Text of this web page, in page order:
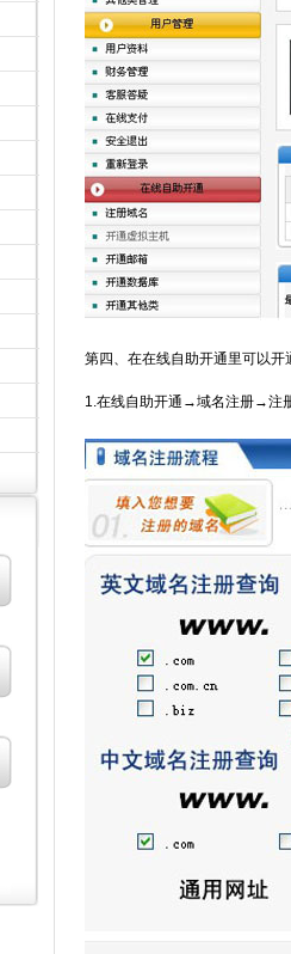
第四、在在线自助开通里可以开
1.在线自助开通→域名注册→注